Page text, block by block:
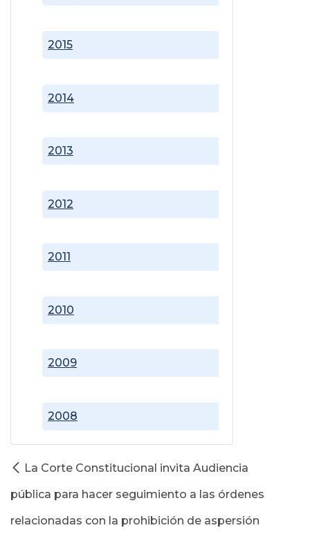
2008
2009
2010
2011
2012
2013
2014
2015
La Corte Constitucional invita Audiencia
pública para hacer seguimiento a las órdenes
relacionadas con la prohibición de aspersión